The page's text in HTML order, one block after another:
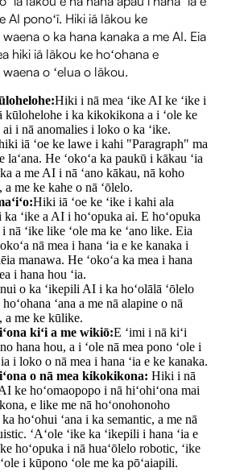
AI ponoʻī. Hiki iā lākou ke
waena o ka hana kanaka a me AI. Eia
hiki iā lākou ke hoʻohana e
waena o ʻelua o lākou.
Hiki i nā mea ʻike AI ke ʻike i
kūlohelohe i ka kikokikona a i ʻole ke
ai i nā anomalies i loko o ka ʻike.
iā ʻoe ke lawe i kahi "Paragraph" ma
laʻana. He ʻokoʻa ka paukū i kākau ʻia
a me AI i nā ʻano kākau, nā koho
a me ke kahe o nā ʻōlelo.
Hiki iā ʻoe ke ʻike i kahi ala
ʻike a AI i hoʻopuka ai. E hoʻopuka
i nā ʻike like ʻole ma ke ʻano like. Eia
nā mea i hana ʻia e ke kanaka i
manawa. He ʻokoʻa ka mea i hana
i hana hou ʻia.
o ka ʻikepili AI i ka hoʻolālā ʻōlelo
ʻana a me nā alapine o nā
a me ke kūlike.
kiʻi a me wikiō:E ʻimi i nā kiʻi
hana hou, a i ʻole nā ​​​​mea pono ʻole i
i loko o nā mea i hana ʻia e ke kanaka.
o nā mea kikokikona: Hiki i nā
ke hoʻomaopopo i nā hiʻohiʻona mai
e like me nā hoʻonohonoho
hoʻohui ʻana i ka semantic, a me nā
ʻAʻole ʻike ka ʻikepili i hana ʻia e
hoʻopuka i nā huaʻōlelo robotic, ʻike
i kūpono ʻole me ka pōʻaiapili.